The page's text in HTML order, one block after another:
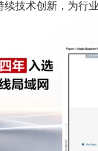
技术创新，为行